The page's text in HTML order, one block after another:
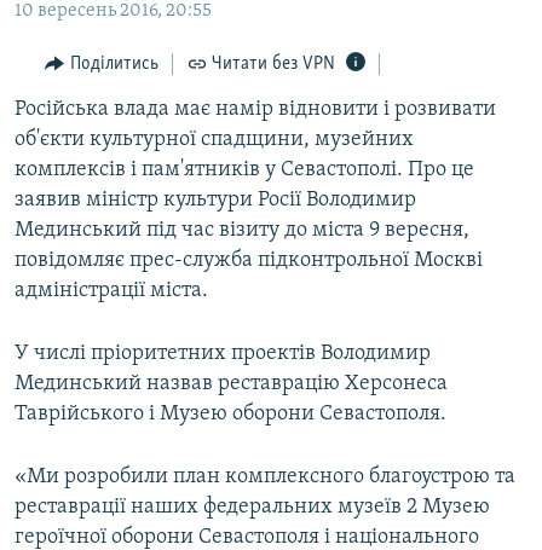
Перейти
пошуку
ПОГЛЯД
ІНТЕРВ'Ю
ВСЕ ЗА ДЕНЬ
СПЕЦПРОЕКТИ
ДЕПОРТАЦІЯ
ВІДЕОУРОКИ «ELIFBE»
СВІДЧЕННЯ ОКУПАЦІЇ
ІНФОГРАФІКА
ЯК ОБІЙТИ БЛОКУВАННЯ
Русский
Qırımtatar
ДОЛУЧАЙСЯ!
Усі сайти RFE/RL
10 вересень 2016, 20:55
Поділитись Читати без VPN
Російська влада має намір відновити і розвивати
об'єкти культурної спадщини, музейних
комплексів і пам'ятників у Севастополі. Про це
заявив міністр культури Росії Володимир
Мединський під час візиту до міста 9 вересня,
повідомляє прес-служба підконтрольної Москві
адміністрації міста.
У числі пріоритетних проектів Володимир
Мединський назвав реставрацію Херсонеса
Таврійського і Музею оборони Севастополя.
«Ми розробили план комплексного благоустрою та
реставрації наших федеральних музеїв 2 Музею
героїчної оборони Севастополя і національного